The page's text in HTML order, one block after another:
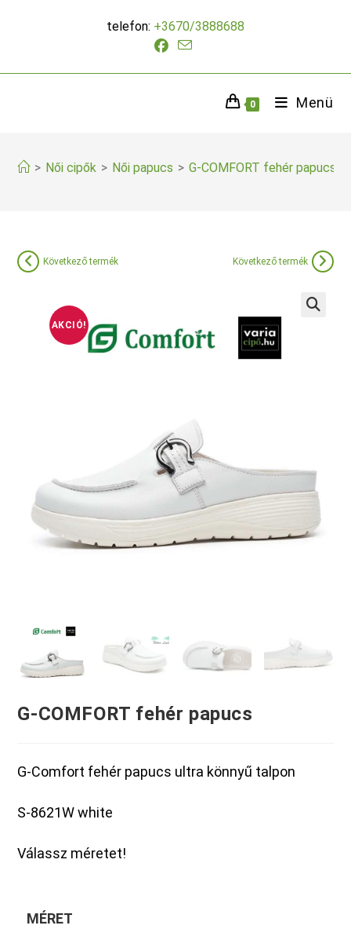
telefon: +3670/3888688
0 Menü
> Női cipők > Női papucs > G-COMFORT fehér papucs
AKCIÓ!
Következő termék Következő termék
G-COMFORT fehér papucs
G-Comfort fehér papucs ultra könnyű talpon
S-8621W white
Válassz méretet!
MÉRET